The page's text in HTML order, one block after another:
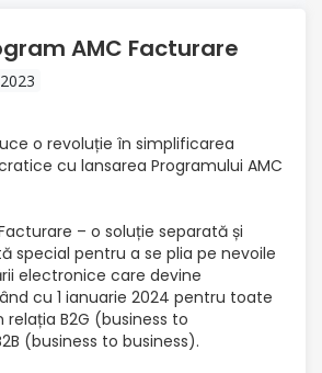
AMC Facturare
o revoluție în simplificarea
cu lansarea Programului AMC
– o soluție separată și
special pentru a se plia pe nevoile
electronice care devine
cu 1 ianuarie 2024 pentru toate
B2G (business to
(business to business).